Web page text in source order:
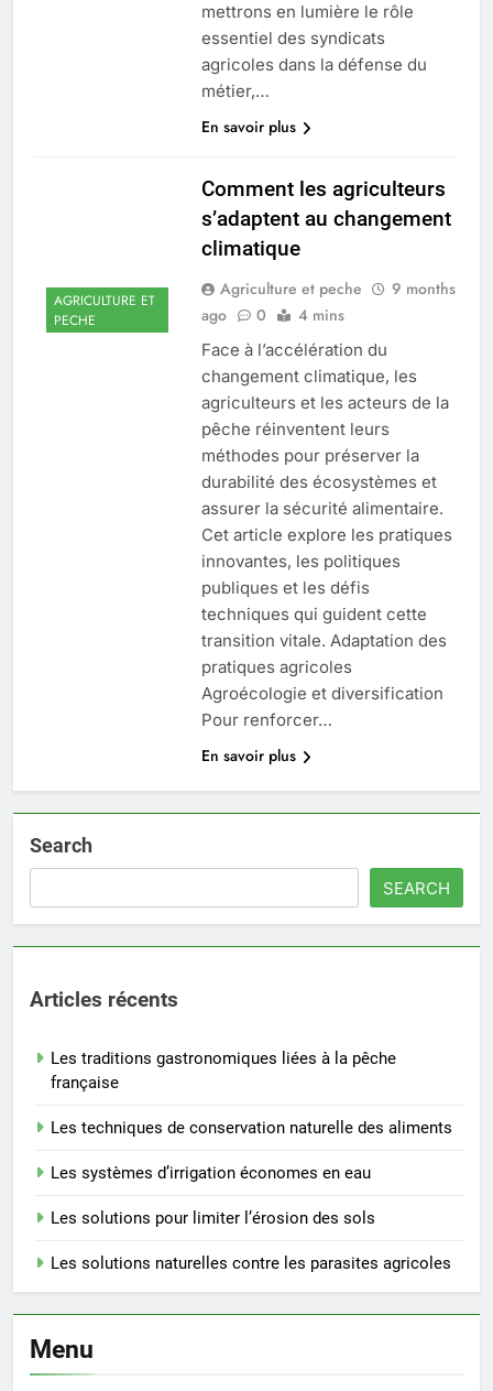
mettrons en lumière le rôle
essentiel des syndicats
agricoles dans la défense du
métier,…
En savoir plus
AGRICULTURE ET
PECHE
Comment les agriculteurs
s’adaptent au changement
climatique
Agriculture et peche
9 months
ago
0 4 mins
Face à l’accélération du
changement climatique, les
agriculteurs et les acteurs de la
pêche réinventent leurs
méthodes pour préserver la
durabilité des écosystèmes et
assurer la sécurité alimentaire.
Cet article explore les pratiques
innovantes, les politiques
publiques et les défis
techniques qui guident cette
transition vitale. Adaptation des
pratiques agricoles
Agroécologie et diversification
Pour renforcer…
En savoir plus
Search
SEARCH
Articles récents
Les traditions gastronomiques liées à la pêche
française
Les techniques de conservation naturelle des aliments
Les systèmes d’irrigation économes en eau
Les solutions pour limiter l’érosion des sols
Les solutions naturelles contre les parasites agricoles
Menu